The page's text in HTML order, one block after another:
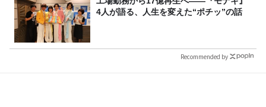
4人が語る、人生を変えた“ポチッ”の話
Recommended by